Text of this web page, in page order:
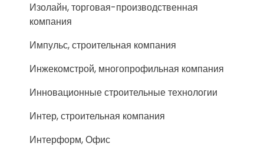
Изолайн, торговая-производственная
компания
Импульс, строительная компания
Инжекомстрой, многопрофильная компания
Инновационные строительные технологии
Интер, строительная компания
Интерформ, Офис